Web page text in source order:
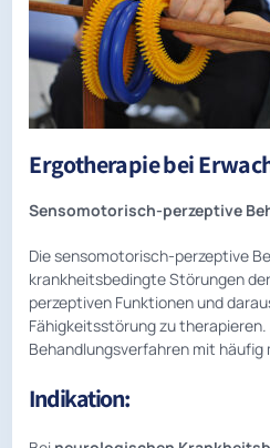
Ergotherapie bei
Sensomotorisch-perzeptive
Die sensomotorisch-perzeptive
krankheitsbedingte Störungen
perzeptiven Funktionen und
Fähigkeitsstörung zu
Behandlungsverfahren mit häufig
Indikation: